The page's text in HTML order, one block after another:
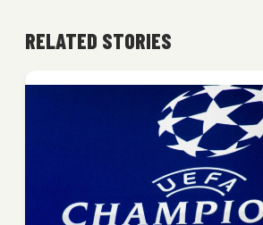
RELATED STORIES